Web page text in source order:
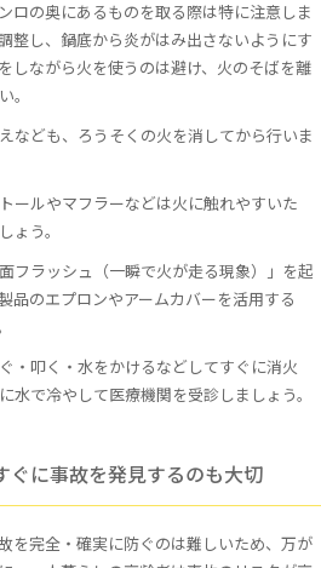
ロの奥にあるものを取る際は特に注意しま
整し、鍋底から炎がはみ出さないようにす
しながら火を使うのは避け、火のそばを離
。
なども、ろうそくの火を消してから行いま
ールやマフラーなどは火に触れやすいた
ょう。
フラッシュ（一瞬で火が走る現象）」を起
品のエプロンやアームカバーを活用する
・叩く・水をかけるなどしてすぐに消火
水で冷やして医療機関を受診しましょう。
ぐに事故を発見するのも大切
を完全・確実に防ぐのは難しいため、万が